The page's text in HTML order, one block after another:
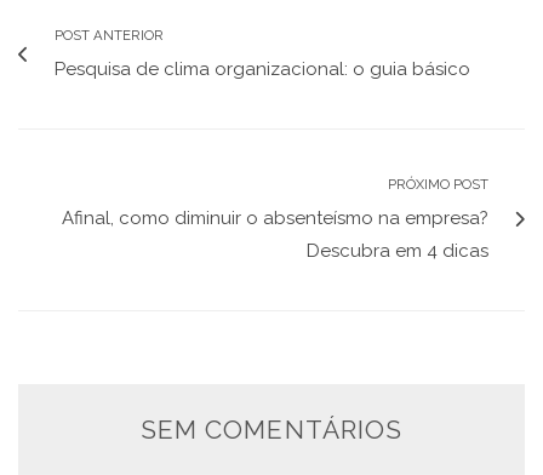
POST ANTERIOR
Pesquisa de clima organizacional: o guia básico
PRÓXIMO POST
Afinal, como diminuir o absenteísmo na empresa?
Descubra em 4 dicas
SEM COMENTÁRIOS